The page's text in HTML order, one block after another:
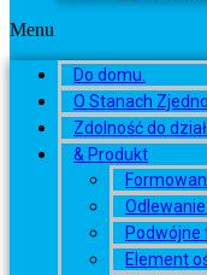
Menu
Do domu.
O Stanach
Zdolność do
& Produkt
Element